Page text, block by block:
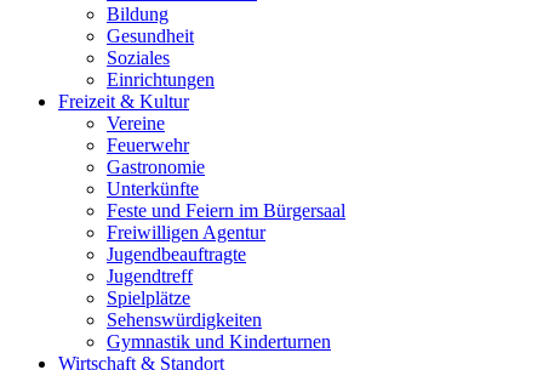
Bildung
Gesundheit
Soziales
Einrichtungen
Freizeit & Kultur
Vereine
Feuerwehr
Gastronomie
Unterkünfte
Feste und Feiern im Bürgersaal
Freiwilligen Agentur
Jugendbeauftragte
Jugendtreff
Spielplätze
Sehenswürdigkeiten
Gymnastik und Kinderturnen
Wirtschaft & Standort